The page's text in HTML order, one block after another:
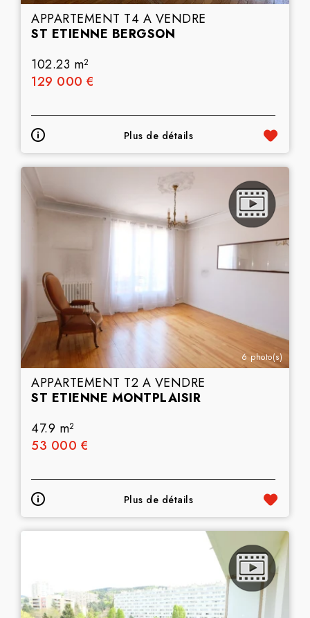
APPARTEMENT T4 A VENDRE
ST ETIENNE BERGSON
102.23 m2
129 000 €
Plus de détails
6 photo(s)
APPARTEMENT T2 A VENDRE
ST ETIENNE MONTPLAISIR
47.9 m2
53 000 €
Plus de détails